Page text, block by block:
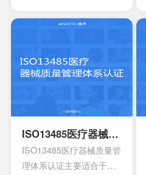
沟通应急准备组织结构以
全。
认。其中会包含食品中上
全体系，是有效建立架构
还能够有效达到危害控制
的作用，在目前的食品行
业早已得到广泛的认可，
可以有效用来确定所选择
ISO13485医疗器械质量管理体系认证
ISO13485医疗器械质量管
理体系认证主要适合于目